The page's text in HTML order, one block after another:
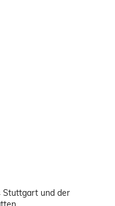
Stuttgart und der